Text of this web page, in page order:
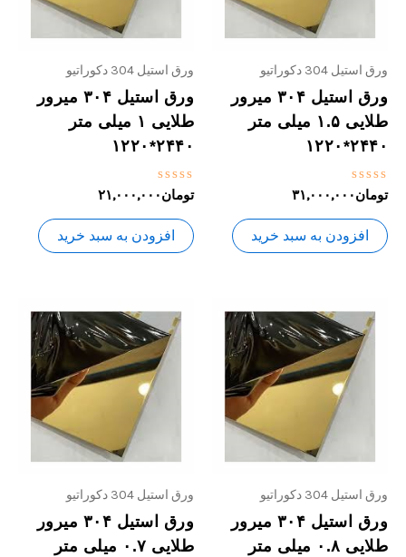
ورق استیل 304 دکوراتیو
ورق استیل ۳۰۴ میرور
طلایی ۱.۵ میلی متر
۲۴۴۰*۱۲۲۰
نمره
0
از
5
تومان۳۱,۰۰۰,۰۰۰
افزودن به سبد خرید
ورق استیل 304 دکوراتیو
ورق استیل ۳۰۴ میرور
طلایی ۱ میلی متر
۲۴۴۰*۱۲۲۰
نمره
0
از
5
تومان۲۱,۰۰۰,۰۰۰
افزودن به سبد خرید
ورق استیل 304 دکوراتیو
ورق استیل ۳۰۴ میرور
طلایی ۰.۸ میلی متر
ورق استیل 304 دکوراتیو
ورق استیل ۳۰۴ میرور
طلایی ۰.۷ میلی متر